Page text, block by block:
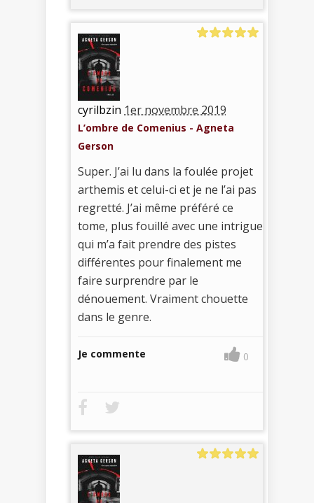
cyrilbzin 1er novembre 2019
L’ombre de Comenius - Agneta
Gerson
Super. J’ai lu dans la foulée projet
arthemis et celui-ci et je ne l’ai pas
regretté. J’ai même préféré ce
tome, plus fouillé avec une intrigue
qui m’a fait prendre des pistes
différentes pour finalement me
faire surprendre par le
dénouement. Vraiment chouette
dans le genre.
Je commente 0